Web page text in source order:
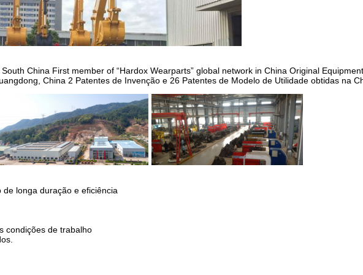
China First member of “Hardox Wearparts” global network in China Original
China 2 Patentes de Invenção e 26 Patentes de Modelo de Utilidade obtidas na
longa duração e eficiência
condições de trabalho